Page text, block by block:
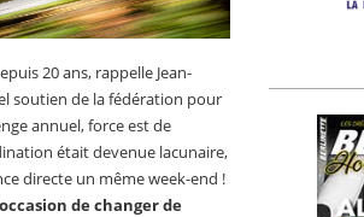
20 ans, rappelle Jean-
soutien de la fédération pour
annuel, force est de
était devenue lacunaire,
directe un même week-end !
de changer de